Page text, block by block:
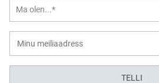
Ma olen...*
TELLI